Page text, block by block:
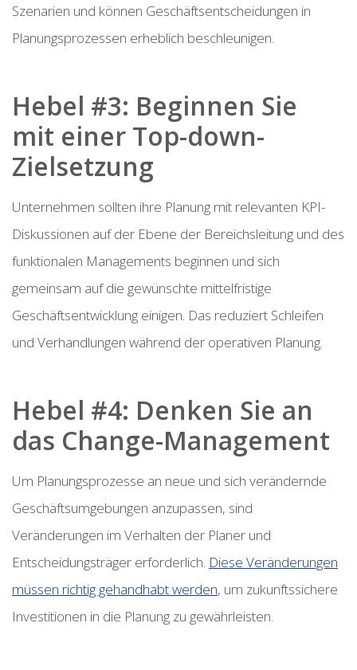
Szenarien und können Geschäftsentscheidungen in
Planungsprozessen erheblich beschleunigen.
Hebel #3: Beginnen Sie
mit einer Top-down-
Zielsetzung
Unternehmen sollten ihre Planung mit relevanten KPI-
Diskussionen auf der Ebene der Bereichsleitung und des
funktionalen Managements beginnen und sich
gemeinsam auf die gewünschte mittelfristige
Geschäftsentwicklung einigen. Das reduziert Schleifen
und Verhandlungen während der operativen Planung.
Hebel #4: Denken Sie an
das Change-Management
Um Planungsprozesse an neue und sich verändernde
Geschäftsumgebungen anzupassen, sind
Veränderungen im Verhalten der Planer und
Entscheidungsträger erforderlich. Diese Veränderungen
müssen richtig gehandhabt werden, um zukunftssichere
Investitionen in die Planung zu gewährleisten.